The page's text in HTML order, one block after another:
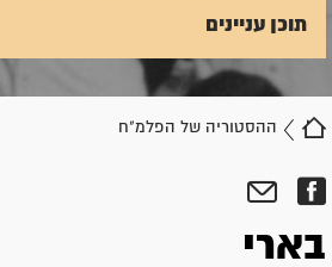
ההסטוריה של הפלמ"ח
תוכן עניינים
בארי